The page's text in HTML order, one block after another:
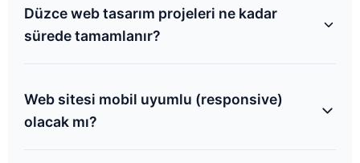
Düzce web tasarım projeleri ne kadar
sürede tamamlanır?
ticaret siteleri ise kapsamına göre 15-25 iş günü
içerisinde teslim edilmektedir.
Web sitesi mobil uyumlu (responsive)
olacak mı?